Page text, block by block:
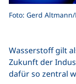
Foto: Gerd
Wasserstoff gilt
Zukunft der
dafür so zentral